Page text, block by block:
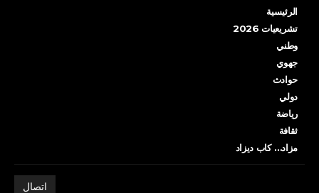
الرئيسية
تشريعيات 2026
وطني
جهوي
حوادث
دولي
رياضة
ثقافة
مزاد… كاب ديزاد
اتصال